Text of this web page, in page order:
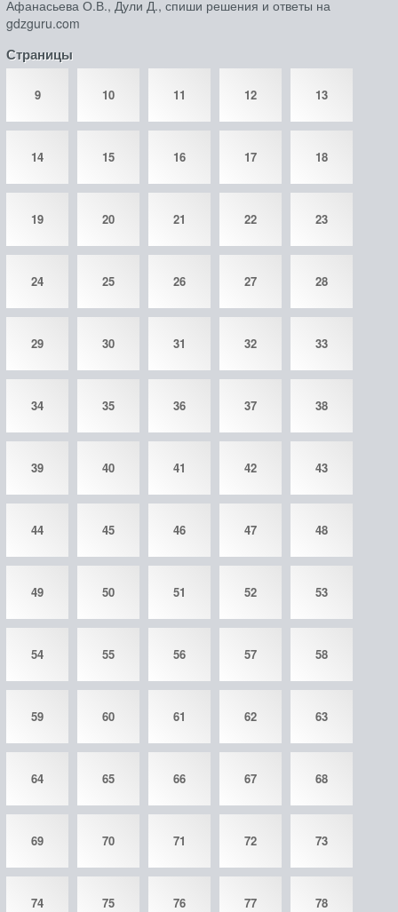
Афанасьева О.В., Дули Д., спиши решения и ответы на
gdzguru.com
Страницы
9 10 11 12 13
14 15 16 17 18
19 20 21 22 23
24 25 26 27 28
29 30 31 32 33
34 35 36 37 38
39 40 41 42 43
44 45 46 47 48
49 50 51 52 53
54 55 56 57 58
59 60 61 62 63
64 65 66 67 68
69 70 71 72 73
74 75 76 77 78